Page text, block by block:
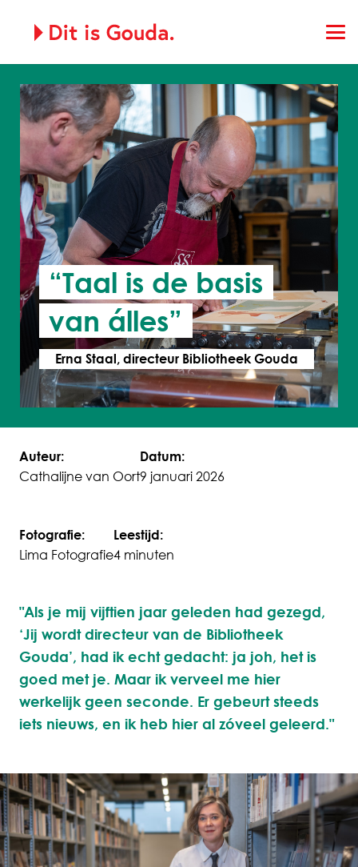
“Taal is de basis
van álles”
Erna Staal, directeur Bibliotheek Gouda
Auteur:
Cathalijne van Oort
Datum:
9 januari 2026
Fotografie:
Lima Fotografie
Leestijd:
4 minuten
"Als je mij vijftien jaar geleden had gezegd,
‘Jij wordt directeur van de Bibliotheek
Gouda’, had ik echt gedacht: ja joh, het is
goed met je. Maar ik verveel me hier
werkelijk geen seconde. Er gebeurt steeds
iets nieuws, en ik heb hier al zóveel geleerd."